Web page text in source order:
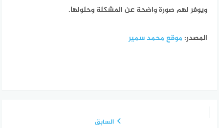
ويوفر لهم صورة واضحة عن المشكلة وحلولها.
المصدر:موقع محمد سمير
السابق